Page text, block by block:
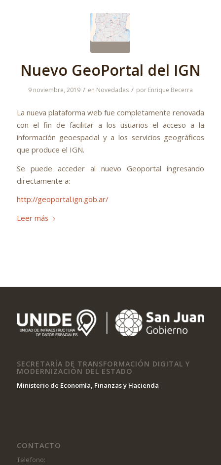
Nuevo GeoPortal del IGN
9 noviembre, 2019 / en Novedades / por Enrique Becerra
La nueva plataforma web fue completamente renovada
con el fin de facilitar a los usuarios el acceso a la
información geoespacial y a los servicios geográficos
que produce el IGN.
Se puede acceder al nuevo Geoportal ingresando
directamente a:
http://geoportal.ign.gob.ar/
Leer más
SECRETARÍA DE TRANSFORMACIÓN DIGITAL Y
MODERNIZACIÓN DEL ESTADO
Ministerio de Economía, Finanzas y Hacienda
CONTACTO
Telefono: